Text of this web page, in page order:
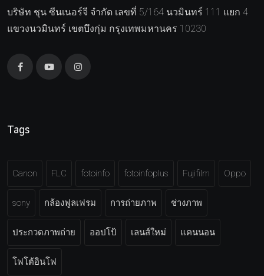
บริษัท ชุน ซีนเนอร์จี จำกัด เลขที่ 5/164 นวมินทร์ 111 แยก 4
แขวงนวมินทร์ เขตบึงกุ่ม กรุงเทพมหานคร 10230
Tags
Canon FLC fotoinfo fotoinfoplus Fujifilm Oppo
sony กล้องฟูลเฟรม การถ่ายภาพ ช่างภาพ
ประกวดภาพถ่าย ออปโป้ เลนส์ใหม่ แคนนอน
โฟโต้อินโฟ